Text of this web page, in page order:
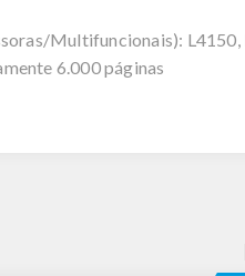
Multifuncionais): L4150,
6.000 páginas